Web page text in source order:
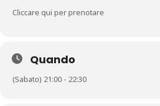
Cliccare qui per prenotare
Quando
(Sabato) 21:00 - 22:30